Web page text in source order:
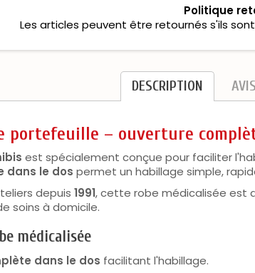
Politique
Les articles peuvent être retournés s'ils
DESCRIPTION
portefeuille – ouverture
est spécialement conçue pour faciliter
dans le dos permet un habillage simple,
depuis 1991, cette robe médicalisée est
soins à domicile.
médicalisée
dans le dos facilitant l'habillage.